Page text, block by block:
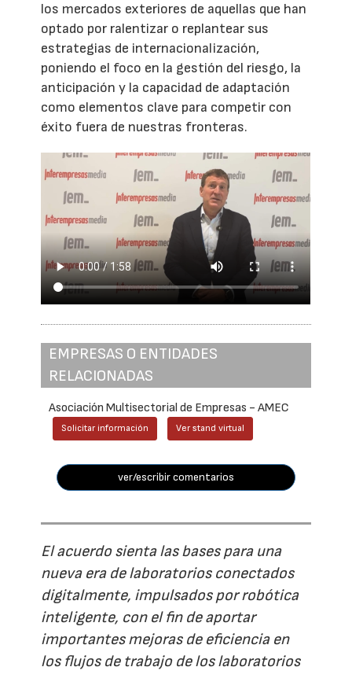
los mercados exteriores de aquellas que han
optado por ralentizar o replantear sus
estrategias de internacionalización,
poniendo el foco en la gestión del riesgo, la
anticipación y la capacidad de adaptación
como elementos clave para competir con
éxito fuera de nuestras fronteras.
EMPRESAS O ENTIDADES
RELACIONADAS
Asociación Multisectorial de Empresas - AMEC
Solicitar información Ver stand virtual
ver/escribir comentarios
El acuerdo sienta las bases para una
nueva era de laboratorios conectados
digitalmente, impulsados por robótica
inteligente, con el fin de aportar
importantes mejoras de eficiencia en
los flujos de trabajo de los laboratorios